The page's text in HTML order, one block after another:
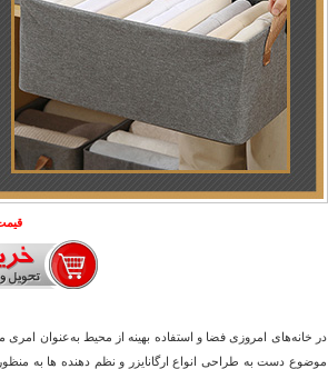
در خانه‌های امروزی فضا و استفاده بهینه از محیط به‌عنوان
موضوع دست به طراحی انواع ارگانایزر و نظم دهنده ها به‌ منظور